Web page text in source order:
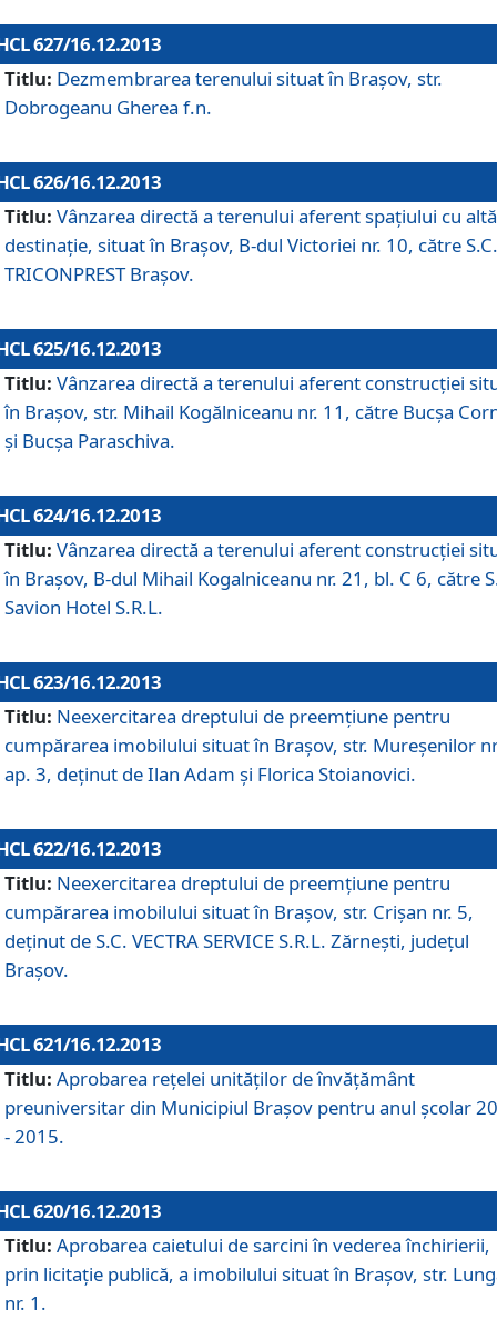
627/16.12.2013
Titlu: Dezmembrarea terenului situat în Braşov, str.
Dobrogeanu Gherea f.n.
626/16.12.2013
Titlu: Vânzarea directă a terenului aferent spaţiului cu altă
destinaţie, situat în Braşov, B-dul Victoriei nr. 10, către S.C.
TRICONPREST Braşov.
625/16.12.2013
Titlu: Vânzarea directă a terenului aferent construcţiei
în Braşov, str. Mihail Kogălniceanu nr. 11, către Bucşa
şi Bucşa Paraschiva.
624/16.12.2013
Titlu: Vânzarea directă a terenului aferent construcţiei
în Braşov, B-dul Mihail Kogalniceanu nr. 21, bl. C 6, către
Savion Hotel S.R.L.
623/16.12.2013
Titlu: Neexercitarea dreptului de preemţiune pentru
cumpărarea imobilului situat în Braşov, str. Mureşenilor
ap. 3, deţinut de Ilan Adam şi Florica Stoianovici.
622/16.12.2013
Titlu: Neexercitarea dreptului de preemţiune pentru
cumpărarea imobilului situat în Braşov, str. Crişan nr. 5,
deţinut de S.C. VECTRA SERVICE S.R.L. Zărneşti, judeţul
Braşov.
621/16.12.2013
Titlu: Aprobarea reţelei unităţilor de învăţământ
preuniversitar din Municipiul Braşov pentru anul şcolar
- 2015.
620/16.12.2013
Titlu: Aprobarea caietului de sarcini în vederea închirierii,
prin licitaţie publică, a imobilului situat în Braşov, str.
nr. 1.